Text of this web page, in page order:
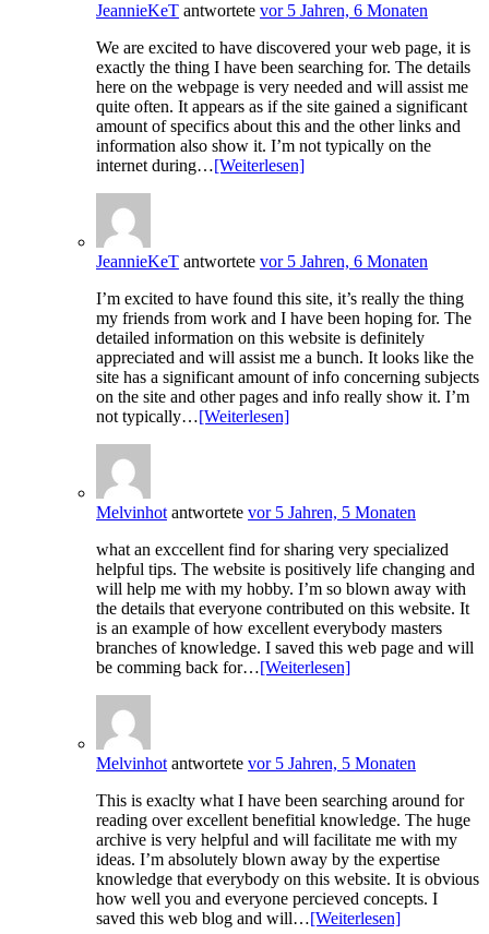
JeannieKeT antwortete vor 5 Jahren, 6 Monaten
We are excited to have discovered your web page, it is
exactly the thing I have been searching for. The details
here on the webpage is very needed and will assist me
quite often. It appears as if the site gained a significant
amount of specifics about this and the other links and
information also show it. I’m not typically on the
internet during…[Weiterlesen]
JeannieKeT antwortete vor 5 Jahren, 6 Monaten
I’m excited to have found this site, it’s really the thing
my friends from work and I have been hoping for. The
detailed information on this website is definitely
appreciated and will assist me a bunch. It looks like the
site has a significant amount of info concerning subjects
on the site and other pages and info really show it. I’m
not typically…[Weiterlesen]
Melvinhotantwortete vor 5 Jahren, 5 Monaten
what an exccellent find for sharing very specialized
helpful tips. The website is positively life changing and
will help me with my hobby. I’m so blown away with
the details that everyone contributed on this website. It
is an example of how excellent everybody masters
branches of knowledge. I saved this web page and will
be comming back for…[Weiterlesen]
Melvinhotantwortete vor 5 Jahren, 5 Monaten
This is exaclty what I have been searching around for
reading over excellent benefitial knowledge. The huge
archive is very helpful and will facilitate me with my
ideas. I’m absolutely blown away by the expertise
knowledge that everybody on this website. It is obvious
how well you and everyone percieved concepts. I
saved this web blog and will…[Weiterlesen]